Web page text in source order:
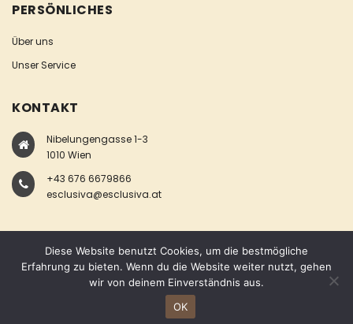
PERSÖNLICHES
Über uns
Unser Service
KONTAKT
Nibelungengasse 1-3
1010 Wien
+43 676 6679866
esclusiva@esclusiva.at
COPYRIGHT © ESCLUSIVA
Diese Website benutzt Cookies, um die bestmögliche
Erfahrung zu bieten. Wenn du die Website weiter nutzt, gehen
wir von deinem Einverständnis aus.
OK